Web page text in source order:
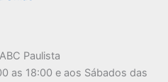
Paulista
as 18:00 e aos Sábados das